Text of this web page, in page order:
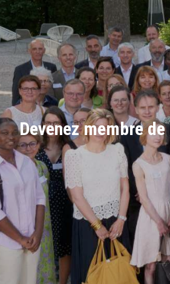
Devenez membre